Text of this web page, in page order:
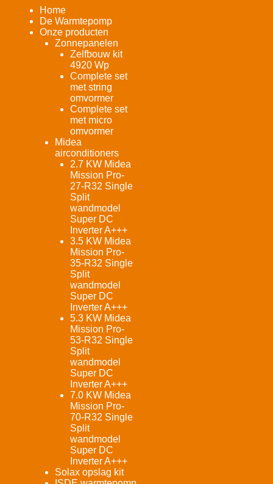
Home
De Warmtepomp
Onze producten
Zonnepanelen
Zelfbouw kit
4920 Wp
Complete set
met string
omvormer
Complete set
met micro
omvormer
Midea
airconditioners
2.7 KW Midea
Mission Pro-
27-R32 Single
Split
wandmodel
Super DC
Inverter A+++
3.5 KW Midea
Mission Pro-
35-R32 Single
Split
wandmodel
Super DC
Inverter A+++
5.3 KW Midea
Mission Pro-
53-R32 Single
Split
wandmodel
Super DC
Inverter A+++
7.0 KW Midea
Mission Pro-
70-R32 Single
Split
wandmodel
Super DC
Inverter A+++
Solax opslag kit